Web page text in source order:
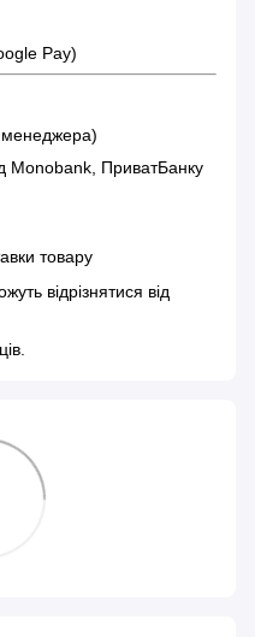
Pay)
менеджера)
Monobank, ПриватБанку
товару
відрізнятися від